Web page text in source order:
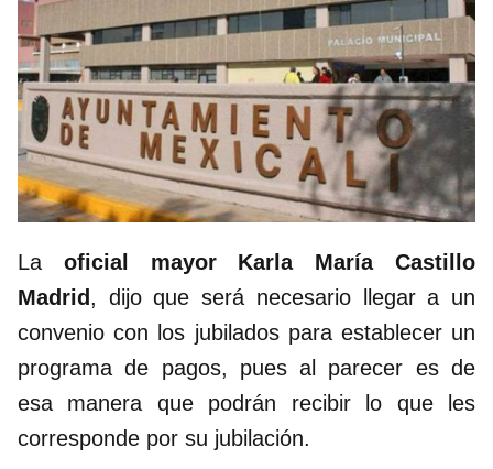
La oficial mayor Karla María Castillo
Madrid , dijo que será necesario llegar a un
convenio con los jubilados para establecer un
programa de pagos, pues al parecer es de
esa manera que podrán recibir lo que les
corresponde por su jubilación.